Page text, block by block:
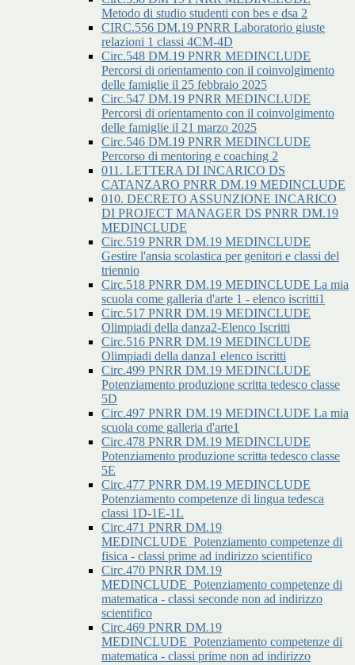
Metodo di studio studenti con bes e dsa 2
CIRC.556 DM.19 PNRR Laboratorio giuste
relazioni 1 classi 4CM-4D
Circ.548 DM.19 PNRR MEDINCLUDE
Percorsi di orientamento con il coinvolgimento
delle famiglie il 25 febbraio 2025
Circ.547 DM.19 PNRR MEDINCLUDE
Percorsi di orientamento con il coinvolgimento
delle famiglie il 21 marzo 2025
Circ.546 DM.19 PNRR MEDINCLUDE
Percorso di mentoring e coaching 2
011. LETTERA DI INCARICO DS
CATANZARO PNRR DM.19 MEDINCLUDE
010. DECRETO ASSUNZIONE INCARICO
DI PROJECT MANAGER DS PNRR DM.19
MEDINCLUDE
Circ.519 PNRR DM.19 MEDINCLUDE
Gestire l'ansia scolastica per genitori e classi del
triennio
Circ.518 PNRR DM.19 MEDINCLUDE La mia
scuola come galleria d'arte 1 - elenco iscritti1
Circ.517 PNRR DM.19 MEDINCLUDE
Olimpiadi della danza2-Elenco Iscritti
Circ.516 PNRR DM.19 MEDINCLUDE
Olimpiadi della danza1 elenco iscritti
Circ.499 PNRR DM.19 MEDINCLUDE
Potenziamento produzione scritta tedesco classe
5D
Circ.497 PNRR DM.19 MEDINCLUDE La mia
scuola come galleria d'arte1
Circ.478 PNRR DM.19 MEDINCLUDE
Potenziamento produzione scritta tedesco classe
5E
Circ.477 PNRR DM.19 MEDINCLUDE
Potenziamento competenze di lingua tedesca
classi 1D-1E-1L
Circ.471 PNRR DM.19
MEDINCLUDE_Potenziamento competenze di
fisica - classi prime ad indirizzo scientifico
Circ.470 PNRR DM.19
MEDINCLUDE_Potenziamento competenze di
matematica - classi seconde non ad indirizzo
scientifico
Circ.469 PNRR DM.19
MEDINCLUDE_Potenziamento competenze di
matematica - classi prime non ad indirizzo